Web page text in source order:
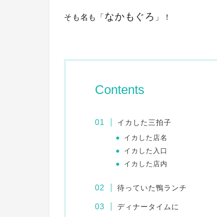
そも名も「 なかもぐろ 」！
Contents
イカした三拍子
イカした店名
イカした入口
イカした店内
待っていた鴨ランチ
ディナータイムに